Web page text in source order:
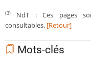
(3)
NdT : Ces pages
consultables. [Retour]
Mots-clés